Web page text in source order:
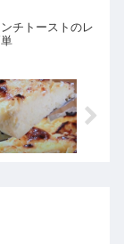
チトーストのレ